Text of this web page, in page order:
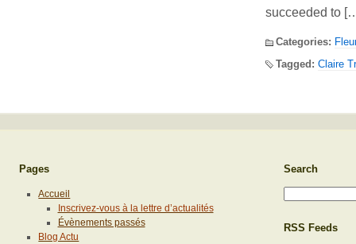
succeeded to
Categories:
Tagged: Claire
Pages
Accueil
Inscrivez-vous à la lettre d’actualités
Évènements passés
Blog Actu
Search
RSS Feeds